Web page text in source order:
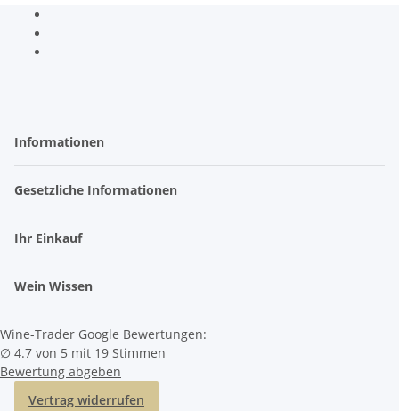
Informationen
Gesetzliche Informationen
Ihr Einkauf
Wein Wissen
Wine-Trader Google Bewertungen:
∅ 4.7 von 5 mit 19 Stimmen
Bewertung abgeben
Vertrag widerrufen